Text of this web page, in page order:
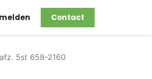
Contact
5st 658-2160